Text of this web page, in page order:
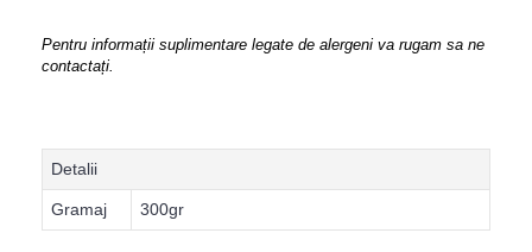
Pentru informații suplimentare legate de alergeni va rugam sa ne
contactați.
Detalii
Gramaj 300gr